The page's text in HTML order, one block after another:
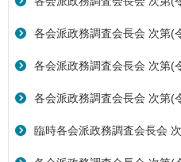
各会派政務調査会長会 次第(
各会派政務調査会長会 次第(
各会派政務調査会長会 次第(
臨時各会派政務調査会長会